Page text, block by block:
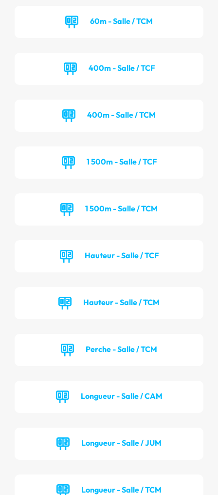
60m - Salle / TCM
400m - Salle / TCF
400m - Salle / TCM
1 500m - Salle / TCF
1 500m - Salle / TCM
Hauteur - Salle / TCF
Hauteur - Salle / TCM
Perche - Salle / TCM
Longueur - Salle / CAM
Longueur - Salle / JUM
Longueur - Salle / TCM